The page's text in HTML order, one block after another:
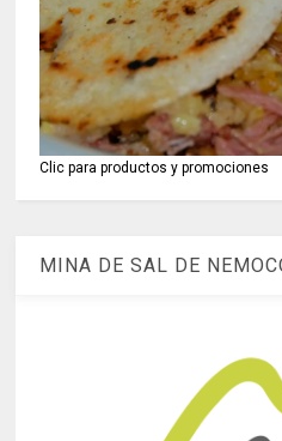
Clic para productos y promociones
MINA DE SAL DE